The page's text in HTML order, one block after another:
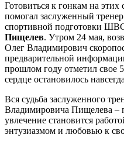
Готовиться к гонкам на
помогал заслуженный
спортивной подготовки
Пищелев. Утром 24 мая,
Олег Владимирович
предварительной
прошлом году отметил свое
сердце остановилось
Вся судьба заслуженного
Владимировича Пищелева –
увлечение становится
энтузиазмом и любовью к